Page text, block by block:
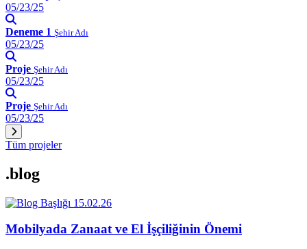
05/23/25
Deneme 1 Şehir Adı
05/23/25
Proje Şehir Adı
05/23/25
Proje Şehir Adı
05/23/25
Tüm projeler
.blog
15.02.26
Mobilyada Zanaat ve El İşçiliğinin Önemi